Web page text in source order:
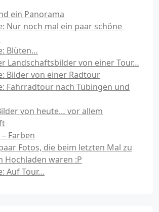
ein Panorama
Nur noch mal ein paar schöne
Blüten…
Landschaftsbilder von einer Tour…
Bilder von einer Radtour
Fahrradtour nach Tübingen und
von heute… vor allem
Farben
Fotos, die beim letzten Mal zu
Hochladen waren :P
Auf Tour…